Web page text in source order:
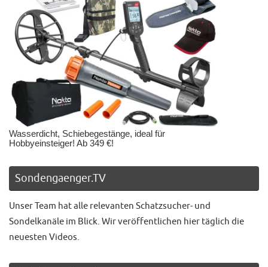
Wasserdicht, Schiebegestänge, ideal für
Hobbyeinsteiger! Ab 349 €!
Sondengaenger.TV
Unser Team hat alle relevanten Schatzsucher- und
Sondelkanäle im Blick. Wir veröffentlichen hier täglich die
neuesten Videos.